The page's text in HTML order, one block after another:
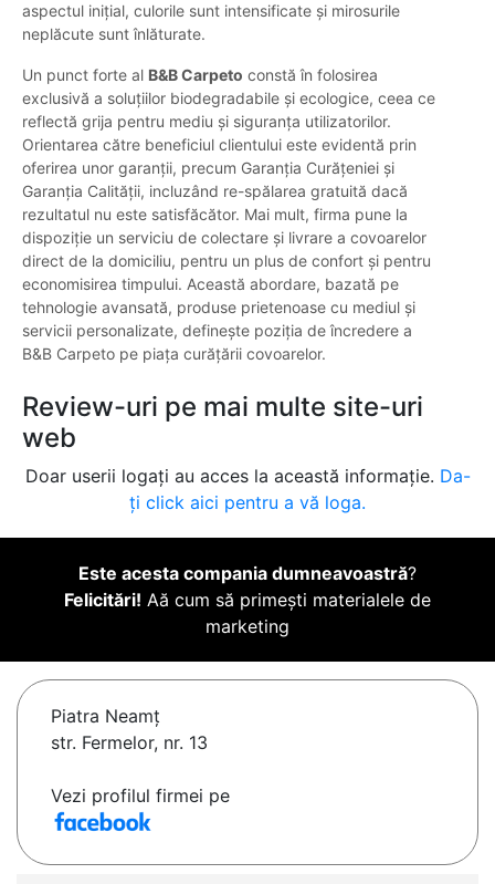
aspectul inițial, culorile sunt intensificate și mirosurile
neplăcute sunt înlăturate.
Un punct forte al B&B Carpeto constă în folosirea
exclusivă a soluțiilor biodegradabile și ecologice, ceea ce
reflectă grija pentru mediu și siguranța utilizatorilor.
Orientarea către beneficiul clientului este evidentă prin
oferirea unor garanții, precum Garanția Curățeniei și
Garanția Calității, incluzând re-spălarea gratuită dacă
rezultatul nu este satisfăcător. Mai mult, firma pune la
dispoziție un serviciu de colectare și livrare a covoarelor
direct de la domiciliu, pentru un plus de confort și pentru
economisirea timpului. Această abordare, bazată pe
tehnologie avansată, produse prietenoase cu mediul și
servicii personalizate, definește poziția de încredere a
B&B Carpeto pe piața curățării covoarelor.
Review-uri pe mai multe site-uri
web
Doar userii logați au acces la această informație. Da-
ți click aici pentru a vă loga.
Este acesta compania dumneavoastră?
Felicitări! Aă cum să primești materialele de
marketing
Piatra Neamţ
str. Fermelor, nr. 13
Vezi profilul firmei pe